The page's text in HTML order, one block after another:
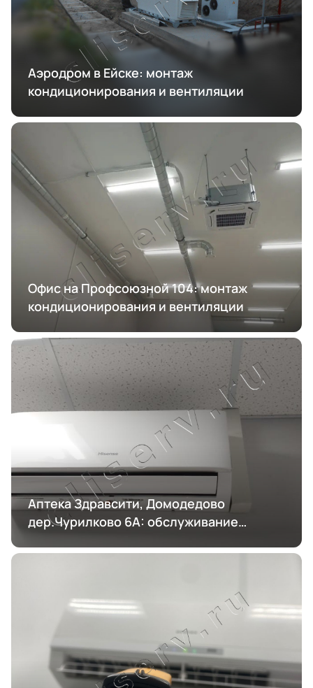
Аэродром в Ейске: монтаж
кондиционирования и вентиляции
Офис на Профсоюзной 104: монтаж
кондиционирования и вентиляции
Аптека Здравсити, Домодедово
дер.Чурилково 6А: обслуживание